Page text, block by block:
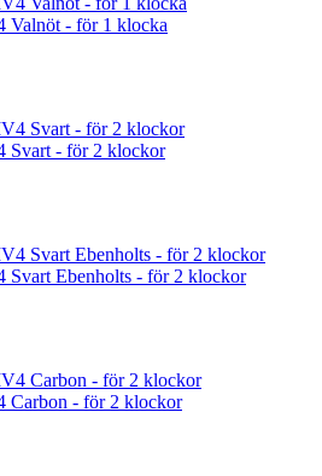
Valnöt - för 1 klocka
Svart - för 2 klockor
Ebenholts - för 2 klockor
Carbon - för 2 klockor